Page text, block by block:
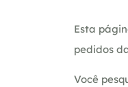
Esta
pedidos
Você